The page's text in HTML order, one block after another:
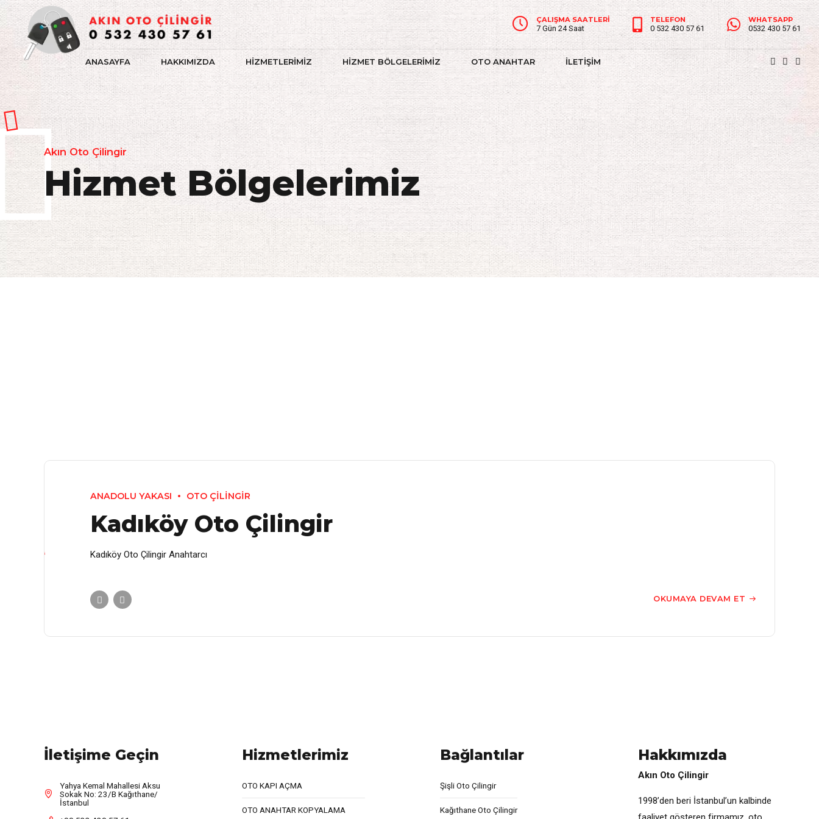
ÇALIŞMA SAATLERİ
7 Gün 24 Saat
TELEFON
0 532 430 57 61
WHATSAPP
0532 430 57 61
ANASAYFA HAKKIMIZDA HİZMETLERİMİZ HİZMET BÖLGELERİMİZ OTO ANAHTAR İLETİŞİM
Akın Oto Çilingir
Hizmet Bölgelerimiz
ANADOLU YAKASI OTO ÇİLİNGİR
Kadıköy Oto Çilingir
Kadıköy Oto Çilingir Anahtarcı
OKUMAYA DEVAM ET
İletişime Geçin
Yahya Kemal Mahallesi Aksu
Sokak No: 23/B Kağıthane/
İstanbul
Hizmetlerimiz
OTO KAPI AÇMA
OTO ANAHTAR KOPYALAMA
Bağlantılar
Şişli Oto Çilingir
Kağıthane Oto Çilingir
Hakkımızda
Akın Oto Çilingir
1998’den beri İstanbul’un kalbinde